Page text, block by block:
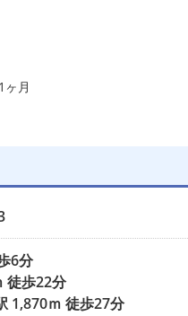
月
6分
徒歩22分
1,870ｍ 徒歩27分